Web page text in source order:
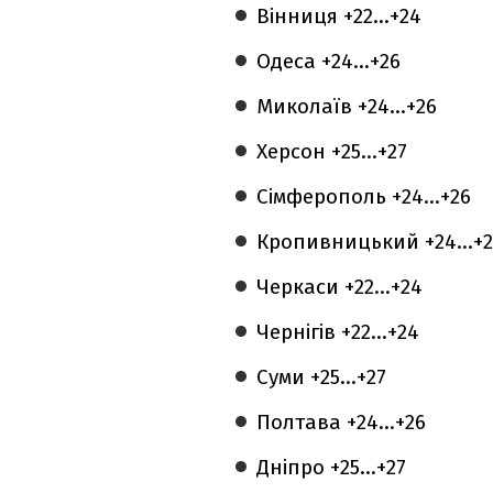
Вінниця +22...+24
Одеса +24...+26
Миколаїв +24...+26
Херсон +25...+27
Сімферополь +24...+26
Кропивницький
Черкаси +22...+24
Чернігів +22...+24
Суми +25...+27
Полтава +24...+26
Дніпро +25...+27